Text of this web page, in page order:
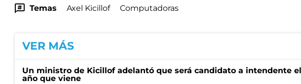
Temas Axel Kicillof Computadoras
VER MÁS
Un ministro de Kicillof adelantó que será candidato a intendente el
año que viene